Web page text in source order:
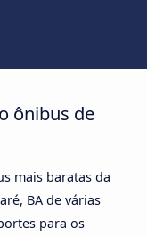
ônibus de
mais baratas da
BA de várias
para os